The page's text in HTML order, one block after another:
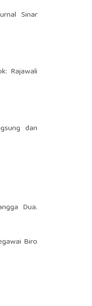
Sinar
Rajawali
dan
Dua.
Biro